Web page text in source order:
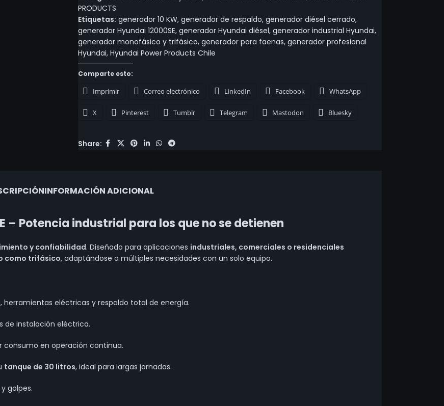
PRODUCTS
Etiquetas: generador 10 KW, generador de respaldo, generador diésel cerrado,
generador Hyundai 12000SE, generador Hyundai diésel, generador industrial Hyundai,
generador monofásico y trifásico, generador para faenas, generador profesional
Hyundai, Hyundai Power Products Chile
Comparte esto:
Imprimir Correo electrónico LinkedIn Facebook WhatsApp
X Pinterest Tumblr Telegram Mastodon Bluesky
Share:
INFORMACIÓN ADICIONAL
– Potencia industrial para los que no se detienen
y confiabilidad. Diseñado para aplicaciones industriales, comerciales o residenciales
como trifásico, adaptándose a múltiples necesidades con un solo equipo.
herramientas eléctricas y respaldo total de energía.
de instalación eléctrica.
consumo en operación continua.
tanque de 30 litros, ideal para largas jornadas.
golpes.